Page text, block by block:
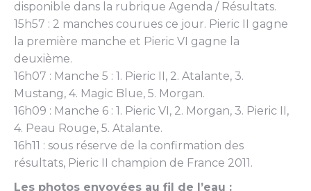
disponible dans la rubrique Agenda / Résultats.
15h57 : 2 manches courues ce jour. Pieric II gagne
la première manche et Pieric VI gagne la
deuxième.
16h07 : Manche 5 : 1. Pieric II, 2. Atalante, 3.
Mustang, 4. Magic Blue, 5. Morgan.
16h09 : Manche 6 : 1. Pieric VI, 2. Morgan, 3. Pieric II,
4. Peau Rouge, 5. Atalante.
16h11 : sous réserve de la confirmation des
résultats, Pieric II champion de France 2011.
Les photos envoyées au fil de l’eau :